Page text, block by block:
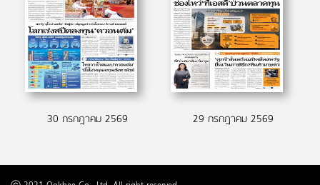
30 กรกฎาคม 2569 29 กรกฎาคม 2569